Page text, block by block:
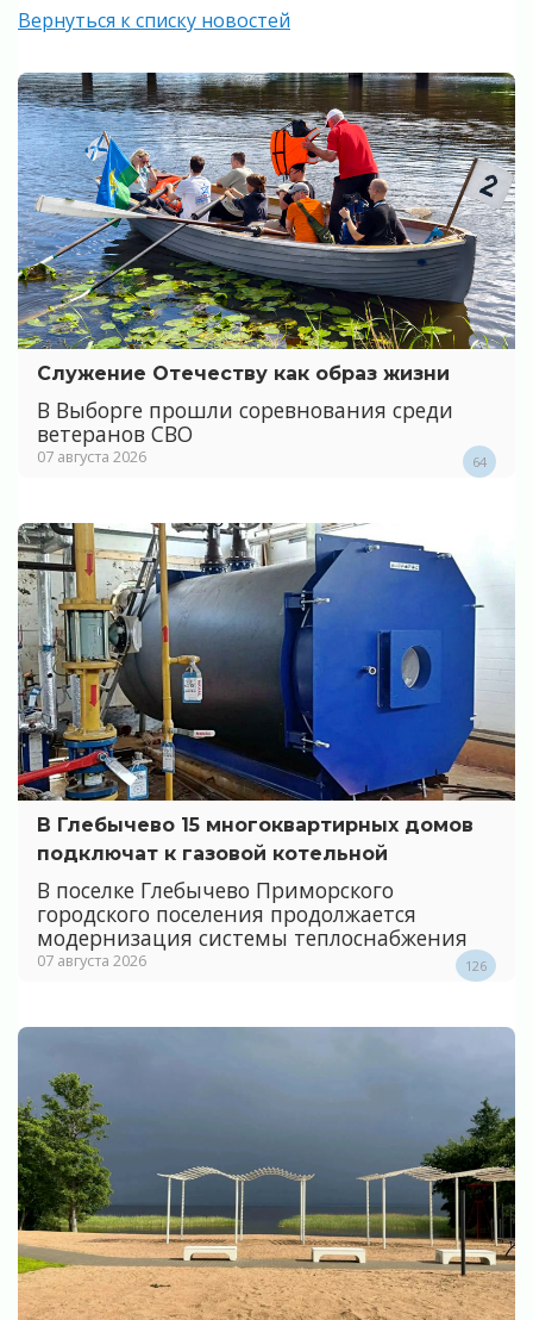
Вернуться к списку новостей
Служение Отечеству как образ жизни
В Выборге прошли соревнования среди
ветеранов СВО
07 августа 2026 64
В Глебычево 15 многоквартирных домов
подключат к газовой котельной
В поселке Глебычево Приморского
городского поселения продолжается
модернизация системы теплоснабжения
07 августа 2026 126